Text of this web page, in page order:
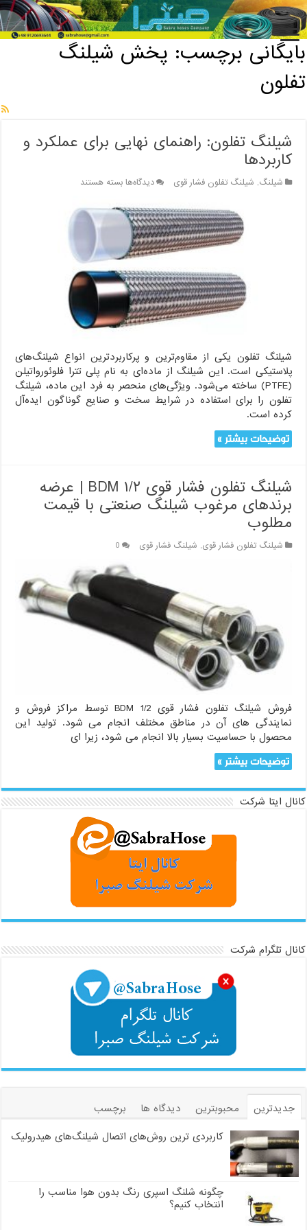
خانه / بایگانی برچسب: پخش شیلنگ تفلون
بایگانی برچسب: پخش شیلنگ
تفلون
شیلنگ تفلون: راهنمای نهایی برای عملکرد و
کاربردها
شیلنگ, شیلنگ تفلون فشار قوی دیدگاه‌هابرای
تفلون:
عملکرد
و
کاربردها
بسته هستند
شیلنگ تفلون یکی از مقاوم‌ترین و پرکاربردترین انواع شیلنگ‌های
پلاستیکی است. این شیلنگ از ماده‌ای به نام پلی تترا فلوئورواتیلن
(PTFE) ساخته می‌شود. ویژگی‌های منحصر به فرد این ماده، شیلنگ
تفلون را برای استفاده در شرایط سخت و صنایع گوناگون ایده‌آل
کرده است.
توضیحات بیشتر »
شیلنگ تفلون فشار قوی ۱/۲ BDM | عرضه
برندهای مرغوب شیلنگ صنعتی با قیمت
مطلوب
شیلنگ تفلون فشار قوی, شیلنگ فشار قوی 0
فروش شیلنگ تفلون فشار قوی 1/2 BDM توسط مراکز فروش و
نمایندگی های آن در مناطق مختلف انجام می شود. تولید این
محصول با حساسیت بسیار بالا انجام می شود، زیرا ای
توضیحات بیشتر »
کانال ایتا شرکت
کانال تلگرام شرکت
جدیدترین محبوبترین دیدگاه ها
برچسب
کاربردی ترین روش‌های اتصال شیلنگ‌های هیدرولیک
چگونه شلنگ اسپری رنگ بدون هوا مناسب را
انتخاب کنیم؟